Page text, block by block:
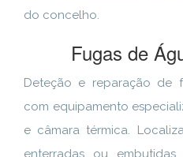
do concelho.
Fugas de
Deteção e reparação de
com equipamento
e câmara térmica.
enterradas ou